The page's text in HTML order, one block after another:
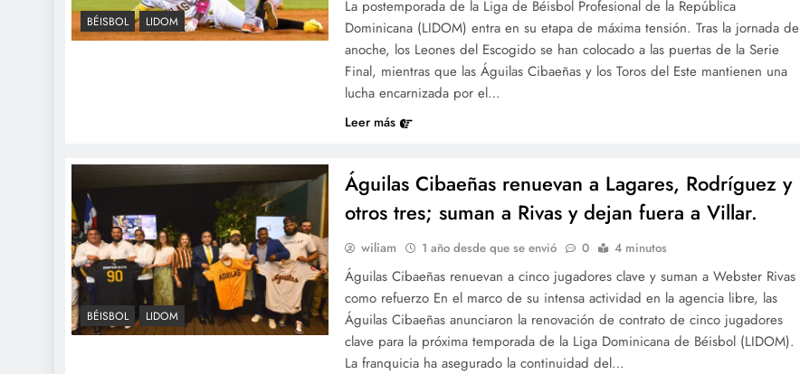
BÉISBOL LIDOM
La postemporada de la Liga de Béisbol Profesional de la República
Dominicana (LIDOM) entra en su etapa de máxima tensión. Tras la jornada de
anoche, los Leones del Escogido se han colocado a las puertas de la Serie
Final, mientras que las Águilas Cibaeñas y los Toros del Este mantienen una
lucha encarnizada por el…
Leer más
BÉISBOL LIDOM
Águilas Cibaeñas renuevan a Lagares, Rodríguez y
otros tres; suman a Rivas y dejan fuera a Villar.
wiliam 1 año desde que se envió 0 4 minutos
Águilas Cibaeñas renuevan a cinco jugadores clave y suman a Webster Rivas
como refuerzo En el marco de su intensa actividad en la agencia libre, las
Águilas Cibaeñas anunciaron la renovación de contrato de cinco jugadores
clave para la próxima temporada de la Liga Dominicana de Béisbol (LIDOM).
La franquicia ha asegurado la continuidad del…